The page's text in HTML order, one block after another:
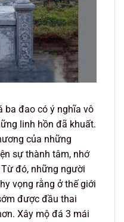
ba đao có ý nghĩa vô
linh hồn đã khuất.
của những
sự thành tâm, nhớ
đó, những người
vọng rằng ở thế giới
được đầu thai
Xây mộ đá 3 mái